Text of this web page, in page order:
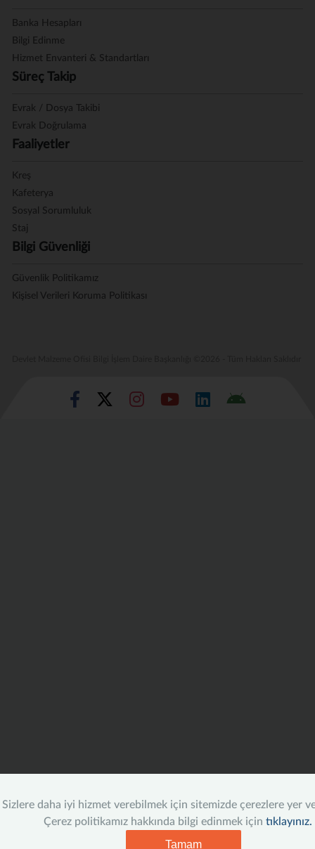
Sizlere daha iyi hizmet verebilmek için sitemizde çerezlere yer
Çerez politikamız hakkında bilgi edinmek için tıklayınız.
Tamam
Banka Hesapları
Bilgi Edinme
Hizmet Envanteri & Standartları
Süreç Takip
Evrak / Dosya Takibi
Evrak Doğrulama
Faaliyetler
Kreş
Kafeterya
Sosyal Sorumluluk
Staj
Bilgi Güvenliği
Güvenlik Politikamız
Kişisel Verileri Koruma Politikası